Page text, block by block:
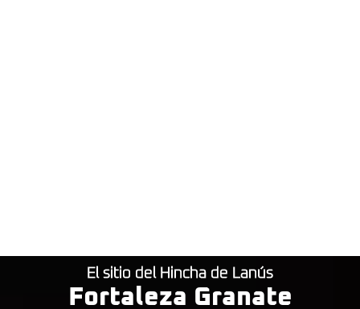
El sitio del Hincha de Lanús
Fortaleza Granate